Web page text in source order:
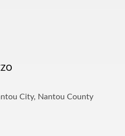
City, Nantou County